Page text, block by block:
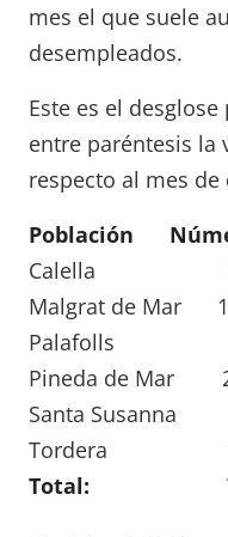
mes el que suele
desempleados.
Este es el
entre paréntesis la
respecto al mes
Población
Calella
Malgrat de Mar
Palafolls
Pineda de Mar
Santa Susanna
Tordera
Total: